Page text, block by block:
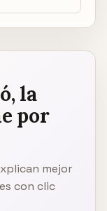
la
por
mejor
con clic